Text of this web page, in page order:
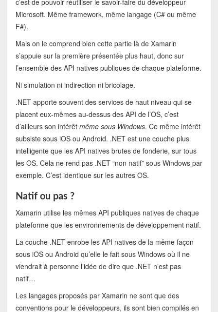
c’est de pouvoir réutiliser le savoir-faire du développeur
Microsoft. Même framework, même langage (C# ou même
F#).
Mais on le comprend bien cette partie là de Xamarin
s’appuie sur la première présentée plus haut, donc sur
l’ensemble des API natives publiques de chaque plateforme.
Ni simulation ni indirection ni bricolage.
.NET apporte souvent des services de haut niveau qui se
placent eux-mêmes au-dessus des API de l’OS, c’est
d’ailleurs son intérêt même sous Windows. Ce même intérêt
subsiste sous iOS ou Android. .NET est une couche plus
intelligente que les API natives brutes de fonderie, sur tous
les OS. Cela ne rend pas .NET “non natif” sous Windows par
exemple. C’est identique sur les autres OS.
Natif ou pas ?
Xamarin utilise les mêmes API publiques natives de chaque
plateforme que les environnements de développement natif.
La couche .NET enrobe les API natives de la même façon
sous iOS ou Android qu’elle le fait sous Windows où il ne
viendrait à personne l’idée de dire que .NET n’est pas
natif…
Les langages proposés par Xamarin ne sont que des
conventions pour le développeurs, ils sont bien compilés en